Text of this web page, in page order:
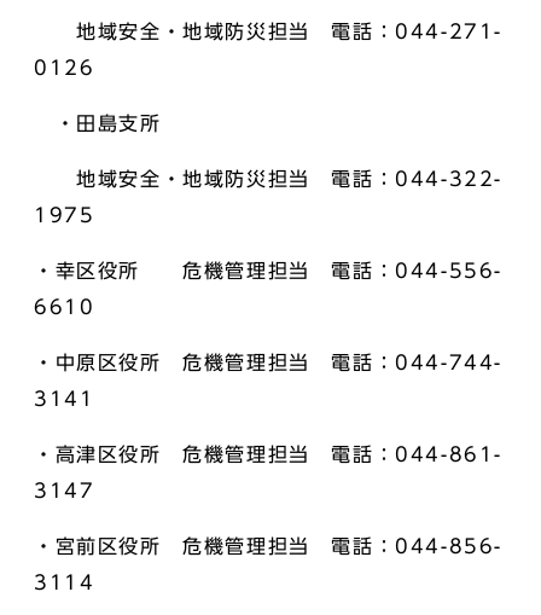
地域安全・地域防災担当 電話：044-271-
0126
・田島支所
地域安全・地域防災担当 電話：044-322-
1975
・幸区役所 危機管理担当 電話：044-556-
6610
・中原区役所 危機管理担当 電話：044-744-
3141
・高津区役所 危機管理担当 電話：044-861-
3147
・宮前区役所 危機管理担当 電話：044-856-
3114